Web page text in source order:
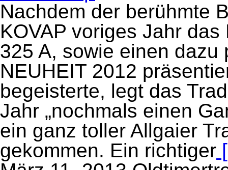
Nachdem der berühmte
KOVAP voriges Jahr
325 A, sowie einen
NEUHEIT 2012
begeisterte, legt das
Jahr „nochmals einen
ein ganz toller Allgaier
gekommen. Ein richtiger